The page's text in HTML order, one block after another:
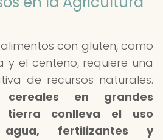
con gluten, como
el centeno, requiere una
de recursos naturales.
en grandes
tierra conlleva el uso
fertilizantes y